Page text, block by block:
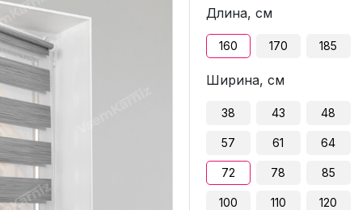
Длина, см
160 170 185
Ширина, см
38 43 48
57 61 64
72 78 85
100 110 120